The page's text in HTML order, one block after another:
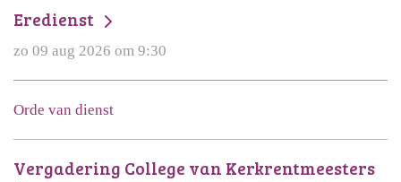
Eredienst
zo 09 aug 2026 om 9:30
Orde van dienst
Vergadering College van Kerkrentmeesters